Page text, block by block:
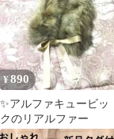
¥890
✨アルファキュービッ
クのリアルファー